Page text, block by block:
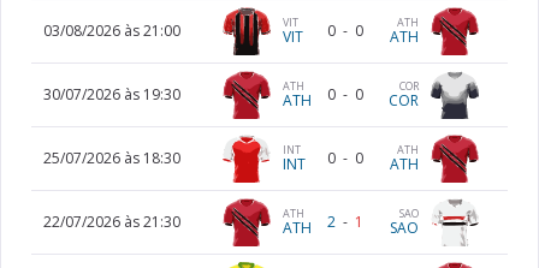
03/08/2026 às 21:00 VIT
VIT 0 - 0 ATH
ATH
30/07/2026 às 19:30 ATH
ATH 0 - 0 COR
COR
25/07/2026 às 18:30 INT
INT 0 - 0 ATH
ATH
22/07/2026 às 21:30 ATH
ATH 2 - 1 SAO
SAO